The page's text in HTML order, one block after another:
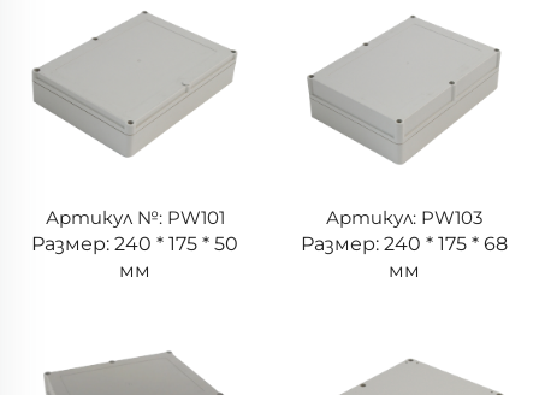
Артикул №: PW101
Размер: 240 * 175 * 50
мм
Артикул: PW103
Размер: 240 * 175 * 68
мм